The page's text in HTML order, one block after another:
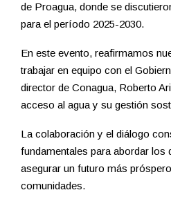
de Proagua, donde se
para el período 2025-2030.
En este evento, reafirmamos
trabajar en equipo con el
director de Conagua, Roberto
acceso al agua y su gestión
La colaboración y el diálogo
fundamentales para abordar
asegurar un futuro más
comunidades.